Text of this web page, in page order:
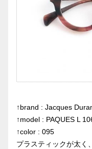
↑brand : Jacques
↑model : PAQUES L
↑color : 095
プラスティックが太く